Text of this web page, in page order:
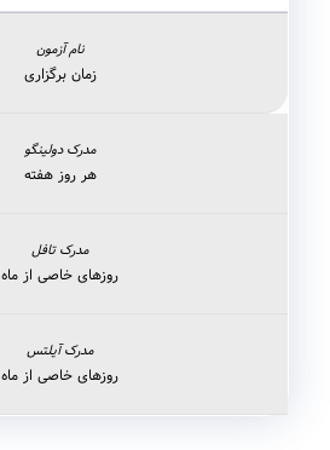
زمان برگزاری
هر روز هفته
روزهای خاصی از ماه
روزهای خاصی از ماه